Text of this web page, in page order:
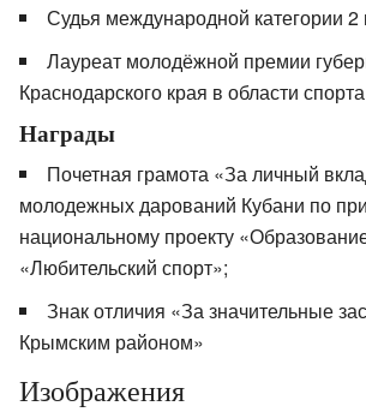
Судья международной категории 2
Лауреат молодёжной премии
Краснодарского края в области
Награды
Почетная грамота «За личный
молодежных дарований Кубани по
национальному проекту
«Любительский спорт»;
Знак отличия «За значительные
Крымским районом»
Изображения